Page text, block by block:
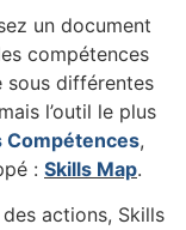
un document
compétences
sous différentes
l’outil le plus
Compétences,
: Skills Map.
actions, Skills